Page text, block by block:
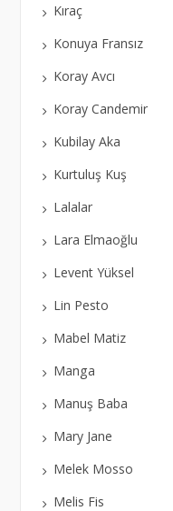
Kıraç
Konuya Fransız
Koray Avcı
Koray Candemir
Kubilay Aka
Kurtuluş Kuş
Lalalar
Lara Elmaoğlu
Levent Yüksel
Lin Pesto
Mabel Matiz
Manga
Manuş Baba
Mary Jane
Melek Mosso
Melis Fis